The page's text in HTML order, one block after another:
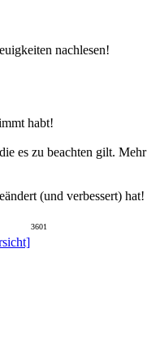
nachlesen!
habt!
es zu beachten gilt. Mehr
(und verbessert) hat!
3601